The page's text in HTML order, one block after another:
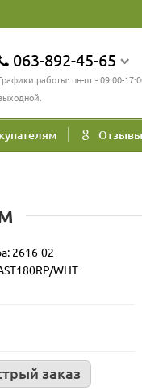
063-892-45-65
работы: пн-пт - 09:00-
Отзывы
2616-02
WHT
заказ